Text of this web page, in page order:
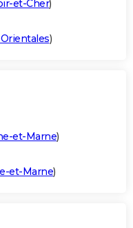
et-Cher)
)
et-Marne)
et-Marne)